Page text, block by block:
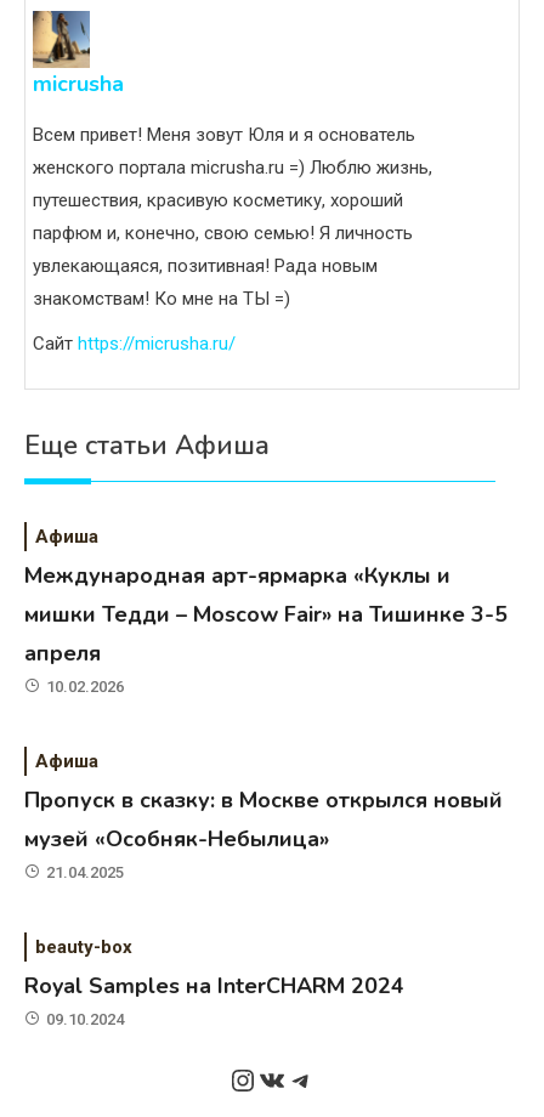
micrusha
Всем привет! Меня зовут Юля и я основатель
женского портала micrusha.ru =) Люблю жизнь,
путешествия, красивую косметику, хороший
парфюм и, конечно, свою семью! Я личность
увлекающаяся, позитивная! Рада новым
знакомствам! Ко мне на ТЫ =)
Сайт https://micrusha.ru/
Еще статьи Афиша
Афиша
Международная арт-ярмарка «Куклы и
мишки Тедди – Moscow Fair» на Тишинке 3-5
апреля
10.02.2026
Афиша
Пропуск в сказку: в Москве открылся новый
музей «Особняк-Небылица»
21.04.2025
beauty-box
Royal Samples на InterCHARM 2024
09.10.2024
Instagram
ВКонтакте
Telegram